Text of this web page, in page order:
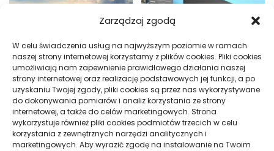
Zarządzaj zgodą
W celu świadczenia usług na najwyższym poziomie w ramach
naszej strony internetowej korzystamy z plików cookies. Pliki cookies
umożliwiają nam zapewnienie prawidłowego działania naszej
strony internetowej oraz realizację podstawowych jej funkcji, a po
uzyskaniu Twojej zgody, pliki cookies są przez nas wykorzystywane
do dokonywania pomiarów i analiz korzystania ze strony
internetowej, a także do celów marketingowych. Strona
wykorzystuje również pliki cookies podmiotów trzecich w celu
korzystania z zewnętrznych narzędzi analitycznych i
marketingowych. Aby wyrazić zgodę na instalowanie na Twoim
Jak obliczyć ograniczenie
prowizji Booking.com
Sklep przed Google Ads i Meta
Ads: wymagania